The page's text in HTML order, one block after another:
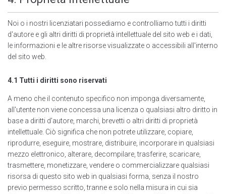
Noi o i nostri licenziatari possediamo e controlliamo tutti i diritti
d'autore e gli altri diritti di proprietà intellettuale del sito web e i dati,
le informazioni e le altre risorse visualizzate o accessibili all'interno
del sito web.
4.1 Tutti i diritti sono riservati
A meno che il contenuto specifico non imponga diversamente,
all'utente non viene concessa una licenza o qualsiasi altro diritto in
base a diritti d'autore, marchi, brevetti o altri diritti di proprietà
intellettuale. Ciò significa che non potrete utilizzare, copiare,
riprodurre, eseguire, mostrare, distribuire, incorporare in qualsiasi
mezzo elettronico, alterare, decompilare, trasferire, scaricare,
trasmettere, monetizzare, vendere o commercializzare qualsiasi
risorsa di questo sito web in qualsiasi forma, senza il nostro
previo permesso scritto, tranne e solo nella misura in cui sia